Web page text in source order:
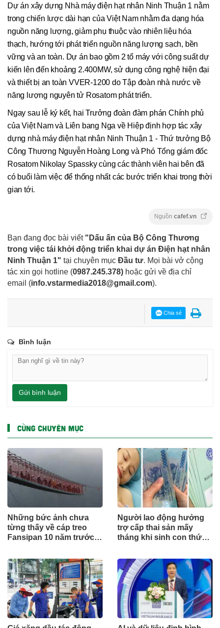
Dự án xây dựng Nhà máy điện hạt nhân Ninh Thuận 1 nằm
trong chiến lược dài hạn của Việt Nam nhằm đa dạng hóa
nguồn năng lượng, giảm phụ thuộc vào nhiên liệu hóa
thạch, hướng tới phát triển nguồn năng lượng sạch, bền
vững và an toàn. Dự án bao gồm 2 tổ máy với công suất dự
kiến lên đến khoảng 2.400MW, sử dụng công nghệ hiện đại
và thiết bị an toàn VVER-1200 do Tập đoàn nhà nước về
năng lượng nguyên tử Rosatom phát triển.
Ngay sau lễ ký kết, hai Trưởng đoàn đàm phán Chính phủ
của Việt Nam và Liên bang Nga về Hiệp định hợp tác xây
dựng nhà máy điện hạt nhân Ninh Thuận 1 - Thứ trưởng Bộ
Công Thương Nguyễn Hoàng Long và Phó Tổng giám đốc
Rosatom Nikolay Spassky cùng các thành viên hai bên đã
có buổi làm việc để thống nhất các bước triển khai trong thời
gian tới.
Nguồn cafef.vn
Bạn đang đọc bài viết "Dấu ấn của Bộ Công Thương
trong việc tái khởi động triển khai dự án Điện hạt nhân
Ninh Thuận 1" tại chuyên mục Đầu tư. Mọi bài vở cộng
tác xin gọi hotline (0987.245.378) hoặc gửi về địa chỉ
email (info.vstarmedia2018@gmail.com).
Chia sẻ
Bình luận
Gửi bình luận
CÙNG CHUYÊN MỤC
Những bức ảnh chưa
từng thấy về cáp treo
Fansipan 10 năm trước:
nhà Đông Dương
Người lao động hưởng
trợ cấp thai sản mấy
tháng khi sinh con thứ